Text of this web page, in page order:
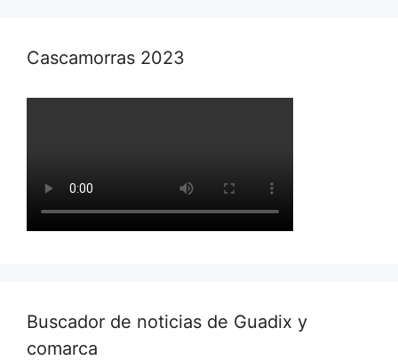
Cascamorras 2023
Buscador de noticias de Guadix y
comarca